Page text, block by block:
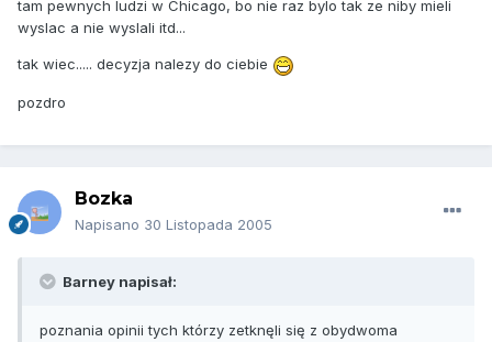
tam pewnych ludzi w Chicago, bo nie raz bylo tak ze niby mieli
wyslac a nie wyslali itd...
tak wiec..... decyzja nalezy do ciebie
pozdro
Bozka
Napisano 30 Listopada 2005
Barney napisał:
poznania opinii tych którzy zetknęli się z obydwoma